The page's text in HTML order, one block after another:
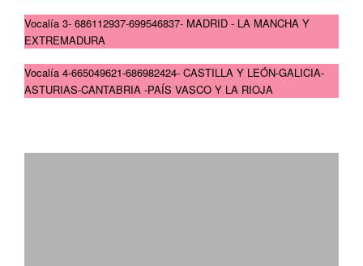
Vocalía 3- 686112937-699546837- MADRID - LA MANCHA Y
EXTREMADURA
Vocalía 4-665049621-686982424- CASTILLA Y LEÓN-GALICIA-
ASTURIAS-CANTABRIA -PAÍS VASCO Y LA RIOJA